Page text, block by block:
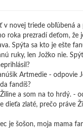
v novej triede obľúbená a
roka prezradí deťom, že
Spýta sa kto je ešte
ruky, len Jožko nie.
Artmedie - odpovie
fandíš?
a som na to hrdý. -
dieťa zlaté, prečo práve
je šošon, moja mama